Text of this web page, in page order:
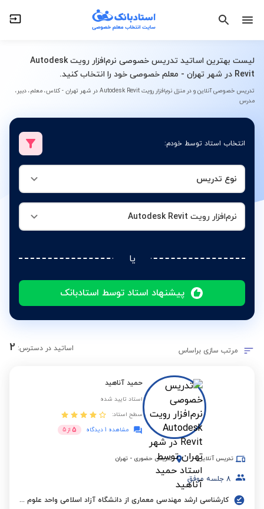
لیست بهترین اساتید تدریس خصوصی نرم‌افزار رویت Autodesk
Revit در شهر تهران - معلم خصوصی خود را انتخاب کنید.
تدریس خصوصی آنلاین و در منزل نرم‌افزار رویت Autodesk Revit در شهر تهران - کلاس، معلم، دبیر،
مدرس
انتخاب استاد توسط خودم:
نوع تدریس
نرم‌افزار رویت Autodesk Revit
یا
پیشنهاد استاد توسط استادبانک
مرتب سازی براساس اساتید در دسترس: 2
حمید آناهید
استاد تایید شده
سطح استاد:
مشاهده 1 دیدگاه
5 از 5
تدریس آنلاین تدریس حضوری - تهران
8 جلسه موفق
کارشناسی ارشد مهندسی معماری از دانشگاه آزاد اسلامی واحد علوم و تحقیقات تهران